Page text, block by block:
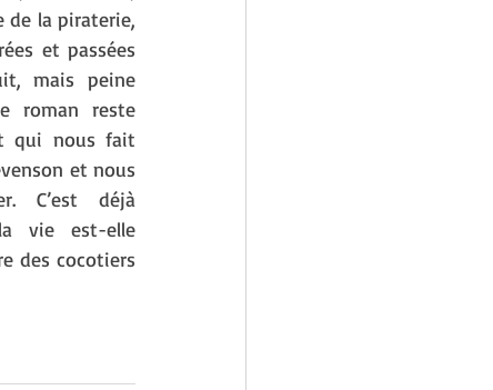
de la piraterie,
et passées
mais peine
roman reste
qui nous fait
et nous
C’est déjà
vie est-elle
des cocotiers